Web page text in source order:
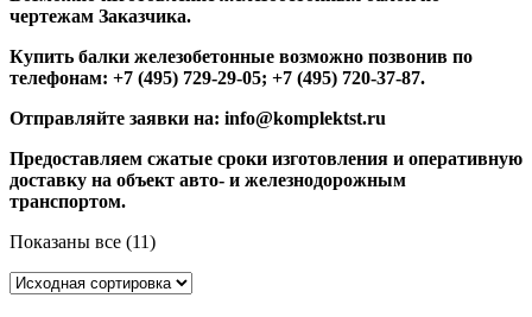
чертежам Заказчика.
Купить балки железобетонные возможно позвонив по
телефонам: +7 (495) 729-29-05; +7 (495) 720-37-87.
Отправляйте заявки на: info@komplektst.ru
Предоставляем сжатые сроки изготовления и оперативную
доставку на объект авто- и железнодорожным
транспортом.
Показаны все (11)